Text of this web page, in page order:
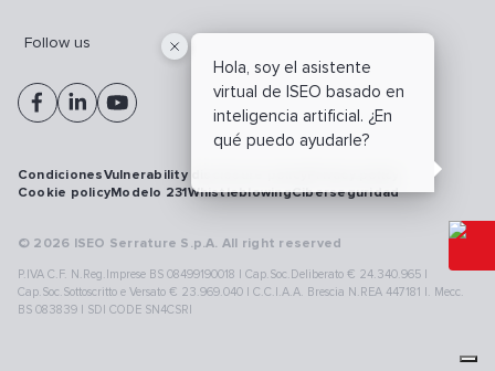
Hola, soy el asistente
virtual de ISEO basado en
inteligencia artificial. ¿En
qué puedo ayudarle?
Follow us
© 2026 ISEO Serrature S.p.A. All right reserved
P.IVA C.F. N.Reg.Imprese BS 08499190018 | Cap.Soc.Deliberato € 24.340.965 |
Cap.Soc.Sottoscritto e Versato € 23.969.040 | C.C.I.A.A. Brescia N.REA 447181 |. Mecc.
BS 083839 | SDI CODE SN4CSRI
CondicionesVulnerability disclosure policy
Cookie policyModelo 231WhistleblowingCiberseguridad